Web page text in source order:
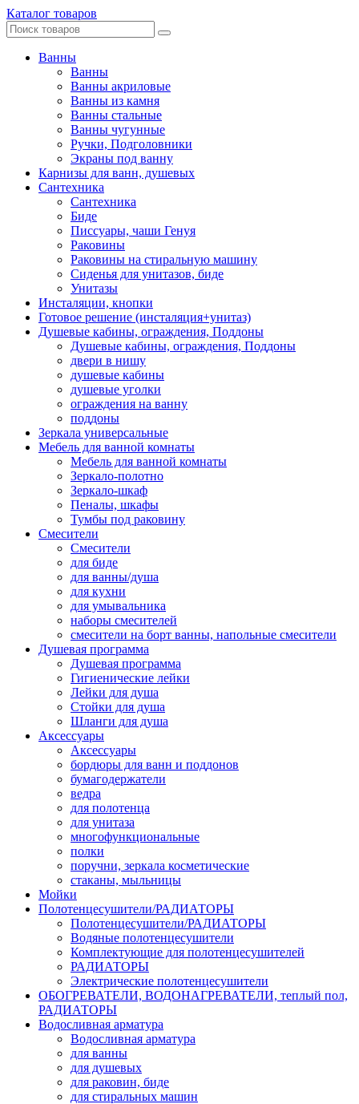
Каталог товаров
Ванны
Ванны
Ванны акриловые
Ванны из камня
Ванны стальные
Ванны чугунные
Ручки, Подголовники
Экраны под ванну
Карнизы для ванн, душевых
Сантехника
Сантехника
Биде
Писсуары, чаши Генуя
Раковины
Раковины на стиральную машину
Сиденья для унитазов, биде
Унитазы
Инсталяции, кнопки
Готовое решение (инсталяция+унитаз)
Душевые кабины, ограждения, Поддоны
Душевые кабины, ограждения, Поддоны
двери в нишу
душевые кабины
душевые уголки
ограждения на ванну
поддоны
Зеркала универсальные
Мебель для ванной комнаты
Мебель для ванной комнаты
Зеркало-полотно
Зеркало-шкаф
Пеналы, шкафы
Тумбы под раковину
Смесители
Смесители
для биде
для ванны/душа
для кухни
для умывальника
наборы смесителей
смесители на борт ванны, напольные смесители
Душевая программа
Душевая программа
Гигиенические лейки
Лейки для душа
Стойки для душа
Шланги для душа
Аксессуары
Аксессуары
бордюры для ванн и поддонов
бумагодержатели
ведра
для полотенца
для унитаза
многофункциональные
полки
поручни, зеркала косметические
стаканы, мыльницы
Мойки
Полотенцесушители/РАДИАТОРЫ
Полотенцесушители/РАДИАТОРЫ
Водяные полотенцесушители
Комплектующие для полотенцесушителей
РАДИАТОРЫ
Электрические полотенцесушители
ОБОГРЕВАТЕЛИ, ВОДОНАГРЕВАТЕЛИ, теплый пол,
РАДИАТОРЫ
Водосливная арматура
Водосливная арматура
для ванны
для душевых
для раковин, биде
для стиральных машин